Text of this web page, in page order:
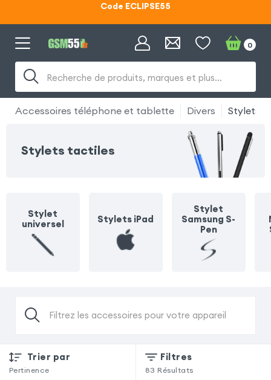
Lunettes d'éclipse OFFERTES
Code ECLIPSE55
Recherche de produits, marques et plus…
0
Accessoires téléphone et tablette Divers Stylets
Stylets tactiles
Stylet
universel
Stylets iPad
Stylet
Samsung S-
Pen
Filtrez les accessoires pour votre appareil
Trier par
Pertinence
Filtres
83 Résultats